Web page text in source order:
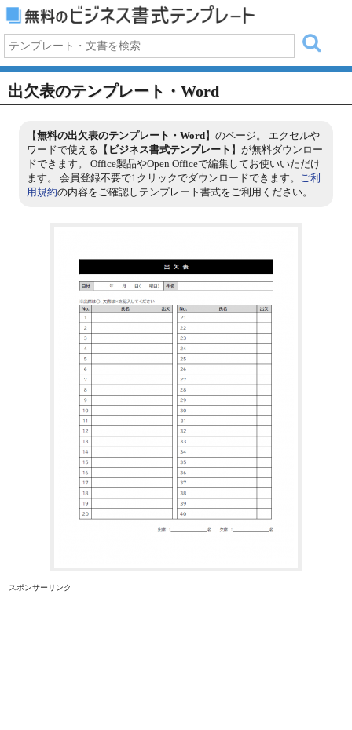
出欠表のテンプレート・Word
【無料の出欠表のテンプレート・Word】のページ。 エクセルや
ワードで使える【 ビジネス書式テンプレート 】が無料ダウンロー
ドできます。 Office製品やOpen Officeで編集してお使いいただけ
ます。 会員登録不要で1クリックでダウンロードできます。 ご利
用規約の内容をご確認しテンプレート書式をご利用ください。
スポンサーリンク